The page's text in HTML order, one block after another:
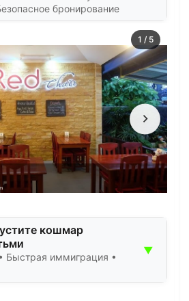
бронирование
1 / 5
кошмар
Быстрая иммиграция •
▼